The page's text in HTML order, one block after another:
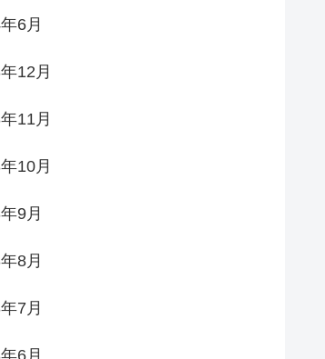
6月
12月
11月
10月
9月
8月
7月
6月